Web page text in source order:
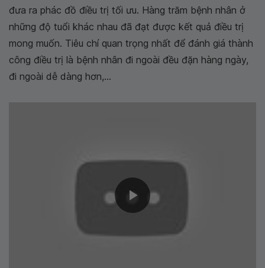
đưa ra phác đồ điều trị tối ưu. Hàng trăm bệnh nhân ở
những độ tuổi khác nhau đã đạt được kết quả điều trị
mong muốn. Tiêu chí quan trọng nhất để đánh giá thành
công điều trị là bệnh nhân đi ngoài đều đặn hàng ngày,
đi ngoài dễ dàng hơn,...